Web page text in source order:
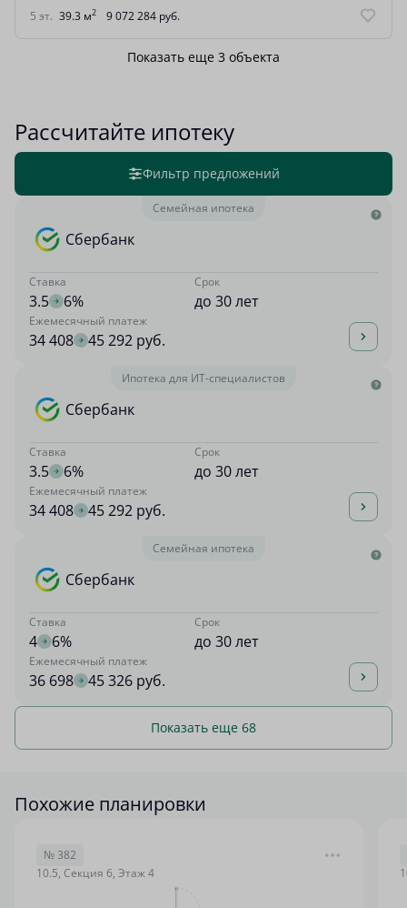
5 эт. 39.3 м2 9 072 284 руб.
Показать еще 3 объектa
Рассчитайте ипотеку
Фильтр предложений
Семейная ипотека
Сбербанк
Ставка
3.5 6%
Срок
до 30 лет
Ежемесячный платеж
34 408 45 292 руб.
Ипотека для ИТ-специалистов
Сбербанк
Ставка
3.5 6%
Срок
до 30 лет
Ежемесячный платеж
34 408 45 292 руб.
Семейная ипотека
Сбербанк
Ставка
4 6%
Срок
до 30 лет
Ежемесячный платеж
36 698 45 326 руб.
Показать еще 68
Похожие планировки
№ 382
10.5, Секция 6, Этаж 4